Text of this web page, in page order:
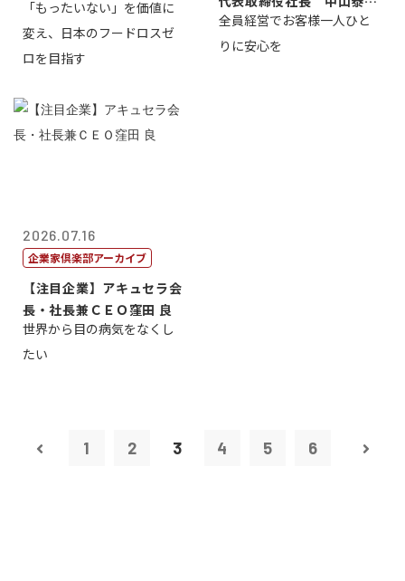
「もったいない」を価値に
変え、日本のフードロスゼ
ロを目指す
男
全員経営でお客様一人ひと
りに安心を
2026.07.16
企業家倶楽部アーカイブ
【注目企業】アキュセラ会
長・社長兼ＣＥＯ窪田 良
世界から目の病気をなくし
たい
1 2 3 4 5 6